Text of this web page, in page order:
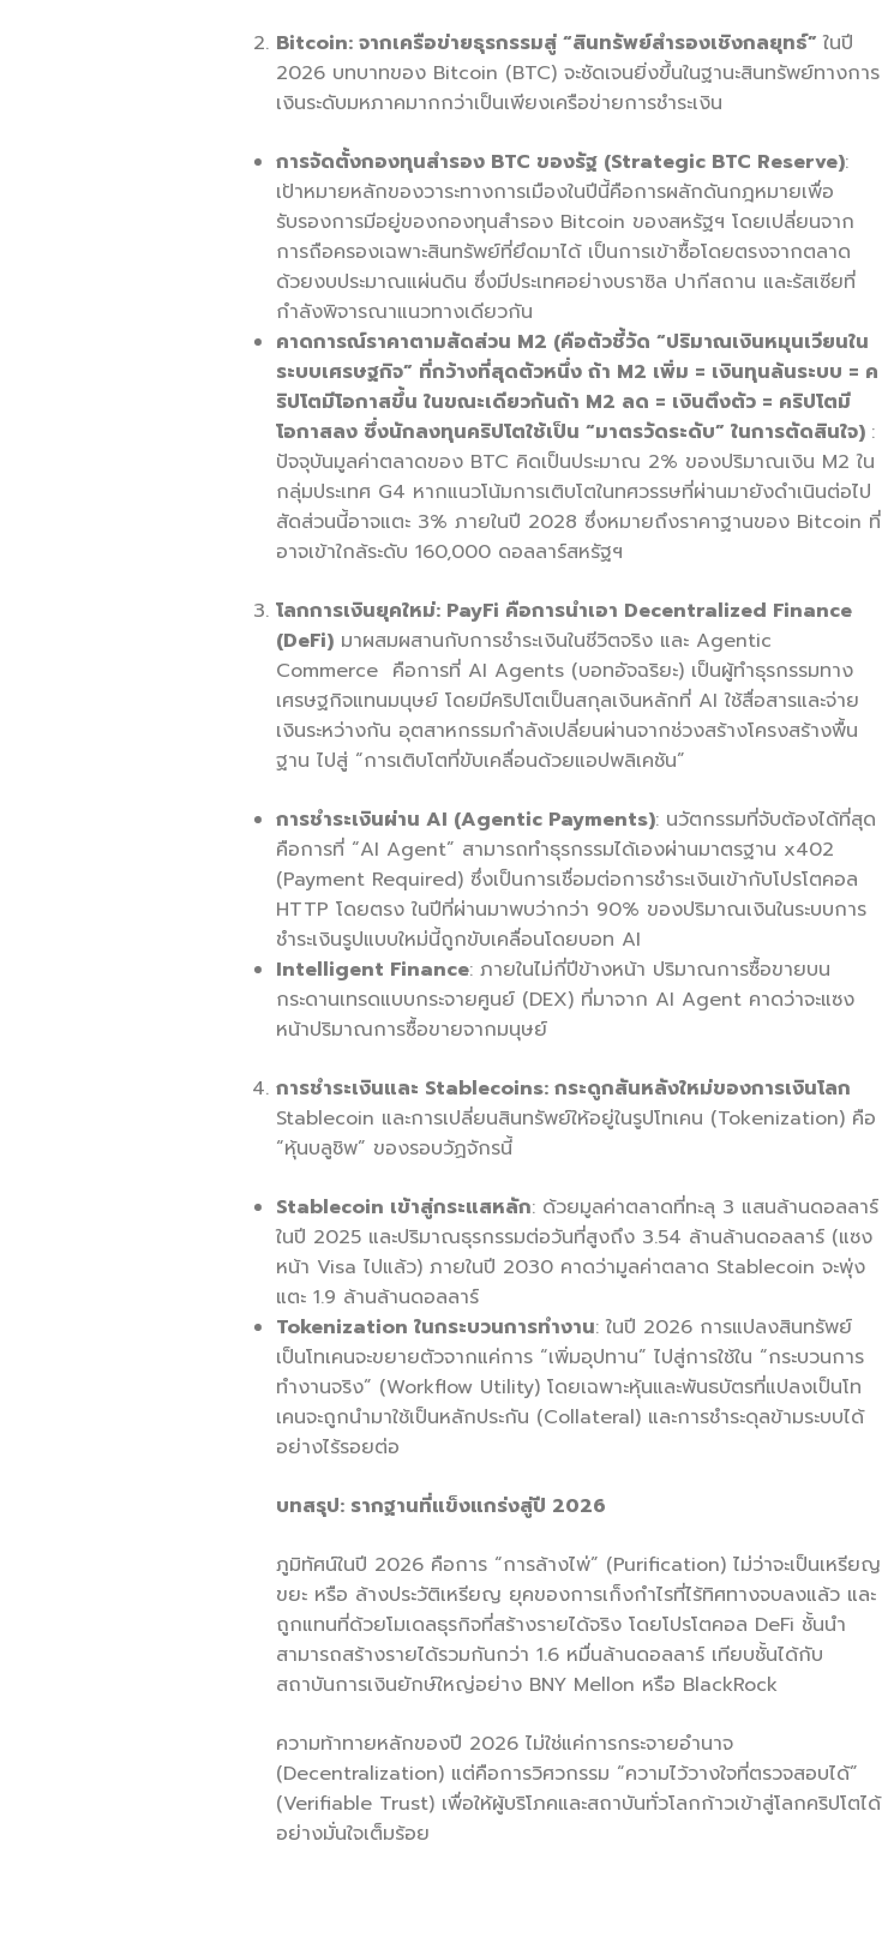
Bitcoin: จากเครือข่ายธุรกรรมสู่ “สินทรัพย์สำรองเชิงกลยุทธ์” ในปี
2026 บทบาทของ Bitcoin (BTC) จะชัดเจนยิ่งขึ้นในฐานะสินทรัพย์ทางการ
เงินระดับมหภาคมากกว่าเป็นเพียงเครือข่ายการชำระเงิน
การจัดตั้งกองทุนสำรอง BTC ของรัฐ (Strategic BTC Reserve):
เป้าหมายหลักของวาระทางการเมืองในปีนี้คือการผลักดันกฎหมายเพื่อ
รับรองการมีอยู่ของกองทุนสำรอง Bitcoin ของสหรัฐฯ โดยเปลี่ยนจาก
การถือครองเฉพาะสินทรัพย์ที่ยึดมาได้ เป็นการเข้าซื้อโดยตรงจากตลาด
ด้วยงบประมาณแผ่นดิน ซึ่งมีประเทศอย่างบราซิล ปากีสถาน และรัสเซียที่
กำลังพิจารณาแนวทางเดียวกัน
คาดการณ์ราคาตามสัดส่วน M2 (คือตัวชี้วัด “ปริมาณเงินหมุนเวียนใน
ระบบเศรษฐกิจ” ที่กว้างที่สุดตัวหนึ่ง ถ้า M2 เพิ่ม = เงินทุนล้นระบบ = ค
ริปโตมีโอกาสขึ้น ในขณะเดียวกันถ้า M2 ลด = เงินตึงตัว = คริปโตมี
โอกาสลง ซึ่งนักลงทุนคริปโตใช้เป็น “มาตรวัดระดับ” ในการตัดสินใจ) :
ปัจจุบันมูลค่าตลาดของ BTC คิดเป็นประมาณ 2% ของปริมาณเงิน M2 ใน
กลุ่มประเทศ G4 หากแนวโน้มการเติบโตในทศวรรษที่ผ่านมายังดำเนินต่อไป
สัดส่วนนี้อาจแตะ 3% ภายในปี 2028 ซึ่งหมายถึงราคาฐานของ Bitcoin ที่
อาจเข้าใกล้ระดับ 160,000 ดอลลาร์สหรัฐฯ
โลกการเงินยุคใหม่: PayFi คือการนำเอา Decentralized Finance
(DeFi) มาผสมผสานกับการชำระเงินในชีวิตจริง และ Agentic
Commerce คือการที่ AI Agents (บอทอัจฉริยะ) เป็นผู้ทำธุรกรรมทาง
เศรษฐกิจแทนมนุษย์ โดยมีคริปโตเป็นสกุลเงินหลักที่ AI ใช้สื่อสารและจ่าย
เงินระหว่างกัน อุตสาหกรรมกำลังเปลี่ยนผ่านจากช่วงสร้างโครงสร้างพื้น
ฐาน ไปสู่ “การเติบโตที่ขับเคลื่อนด้วยแอปพลิเคชัน”
การชำระเงินผ่าน AI (Agentic Payments): นวัตกรรมที่จับต้องได้ที่สุด
คือการที่ “AI Agent” สามารถทำธุรกรรมได้เองผ่านมาตรฐาน x402
(Payment Required) ซึ่งเป็นการเชื่อมต่อการชำระเงินเข้ากับโปรโตคอล
HTTP โดยตรง ในปีที่ผ่านมาพบว่ากว่า 90% ของปริมาณเงินในระบบการ
ชำระเงินรูปแบบใหม่นี้ถูกขับเคลื่อนโดยบอท AI
Intelligent Finance: ภายในไม่กี่ปีข้างหน้า ปริมาณการซื้อขายบน
กระดานเทรดแบบกระจายศูนย์ (DEX) ที่มาจาก AI Agent คาดว่าจะแซง
หน้าปริมาณการซื้อขายจากมนุษย์
การชำระเงินและ Stablecoins: กระดูกสันหลังใหม่ของการเงินโลก
Stablecoin และการเปลี่ยนสินทรัพย์ให้อยู่ในรูปโทเคน (Tokenization) คือ
“หุ้นบลูชิพ” ของรอบวัฏจักรนี้
Stablecoin เข้าสู่กระแสหลัก: ด้วยมูลค่าตลาดที่ทะลุ 3 แสนล้านดอลลาร์
ในปี 2025 และปริมาณธุรกรรมต่อวันที่สูงถึง 3.54 ล้านล้านดอลลาร์ (แซง
หน้า Visa ไปแล้ว) ภายในปี 2030 คาดว่ามูลค่าตลาด Stablecoin จะพุ่ง
แตะ 1.9 ล้านล้านดอลลาร์
Tokenization ในกระบวนการทำงาน: ในปี 2026 การแปลงสินทรัพย์
เป็นโทเคนจะขยายตัวจากแค่การ “เพิ่มอุปทาน” ไปสู่การใช้ใน “กระบวนการ
ทำงานจริง” (Workflow Utility) โดยเฉพาะหุ้นและพันธบัตรที่แปลงเป็นโท
เคนจะถูกนำมาใช้เป็นหลักประกัน (Collateral) และการชำระดุลข้ามระบบได้
อย่างไร้รอยต่อ
บทสรุป: รากฐานที่แข็งแกร่งสู่ปี 2026
ภูมิทัศน์ในปี 2026 คือการ “การล้างไพ่” (Purification) ไม่ว่าจะเป็นเหรียญ
ขยะ หรือ ล้างประวัติเหรียญ ยุคของการเก็งกำไรที่ไร้ทิศทางจบลงแล้ว และ
ถูกแทนที่ด้วยโมเดลธุรกิจที่สร้างรายได้จริง โดยโปรโตคอล DeFi ชั้นนำ
สามารถสร้างรายได้รวมกันกว่า 1.6 หมื่นล้านดอลลาร์ เทียบชั้นได้กับ
สถาบันการเงินยักษ์ใหญ่อย่าง BNY Mellon หรือ BlackRock
ความท้าทายหลักของปี 2026 ไม่ใช่แค่การกระจายอำนาจ
(Decentralization) แต่คือการวิศวกรรม “ความไว้วางใจที่ตรวจสอบได้”
(Verifiable Trust) เพื่อให้ผู้บริโภคและสถาบันทั่วโลกก้าวเข้าสู่โลกคริปโตได้
อย่างมั่นใจเต็มร้อย